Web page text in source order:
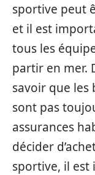
sportive peut
et il est
tous les
partir en mer.
savoir que les
sont pas
assurances
décider
sportive, il est